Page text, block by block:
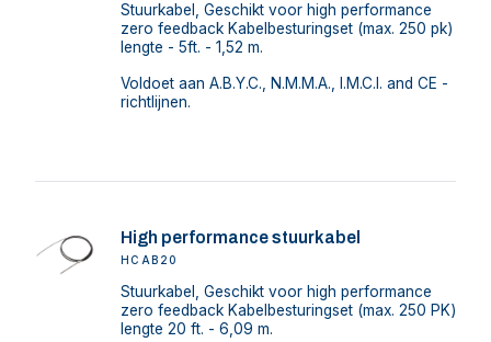
Stuurkabel, Geschikt voor high performance
zero feedback Kabelbesturingset (max. 250 pk)
lengte - 5ft. - 1,52 m.
Voldoet aan A.B.Y.C., N.M.M.A., I.M.C.I. and CE -
richtlijnen.
High performance stuurkabel
HCAB20
Stuurkabel, Geschikt voor high performance
zero feedback Kabelbesturingset (max. 250 PK)
lengte 20 ft. - 6,09 m.